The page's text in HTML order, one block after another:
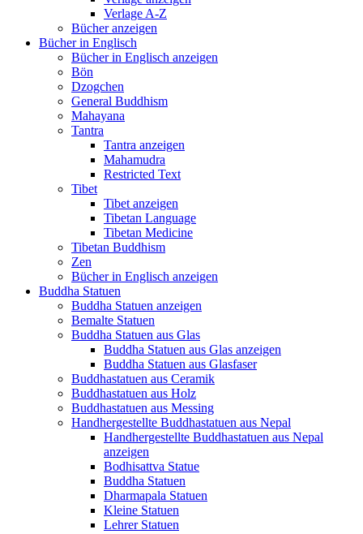
Verlage A-Z
Bücher anzeigen
Bücher in Englisch
Bücher in Englisch anzeigen
Bön
Dzogchen
General Buddhism
Mahayana
Tantra
Tantra anzeigen
Mahamudra
Restricted Text
Tibet
Tibet anzeigen
Tibetan Language
Tibetan Medicine
Tibetan Buddhism
Zen
Bücher in Englisch anzeigen
Buddha Statuen
Buddha Statuen anzeigen
Bemalte Statuen
Buddha Statuen aus Glas
Buddha Statuen aus Glas anzeigen
Buddha Statuen aus Glasfaser
Buddhastatuen aus Ceramik
Buddhastatuen aus Holz
Buddhastatuen aus Messing
Handhergestellte Buddhastatuen aus Nepal
Handhergestellte Buddhastatuen aus Nepal
anzeigen
Bodhisattva Statue
Buddha Statuen
Dharmapala Statuen
Kleine Statuen
Lehrer Statuen